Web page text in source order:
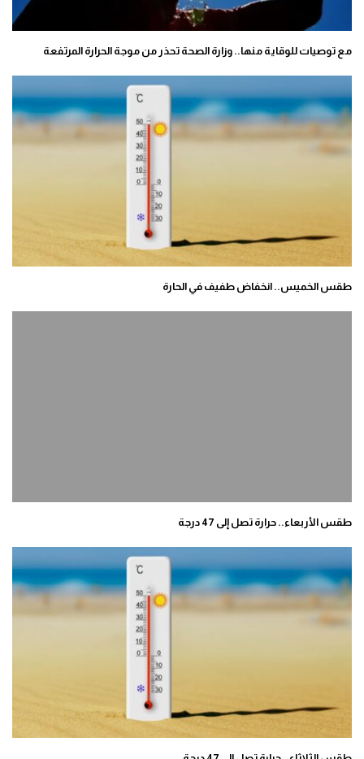
مع توصيات للوقاية منها.. وزارة الصحة تحذر من موجة الحرارة المرتفعة
طقس الخميس.. انخفاض طفيف في الحارة
طقس الأربعاء.. حرارة تصل إلى 47 درجة